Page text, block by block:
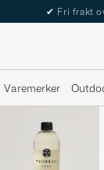
✔ Fri frakt
Varemerker